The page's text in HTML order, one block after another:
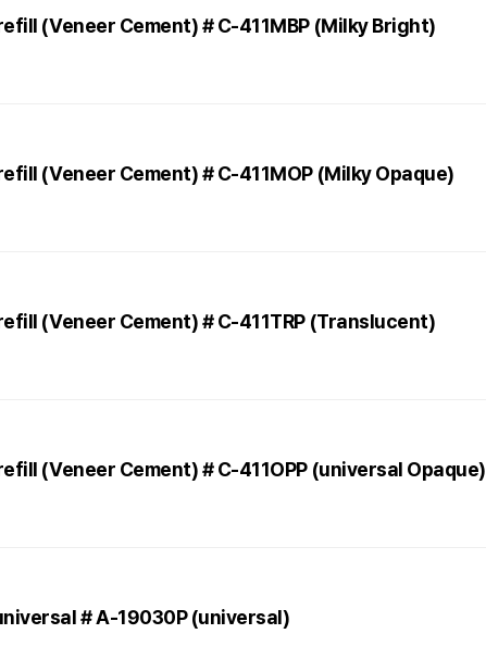
(Veneer Cement) # C-411MBP (Milky Bright)
(Veneer Cement) # C-411MOP (Milky Opaque)
(Veneer Cement) # C-411TRP (Translucent)
(Veneer Cement) # C-411OPP (universal Opaque)
# A-19030P (universal)